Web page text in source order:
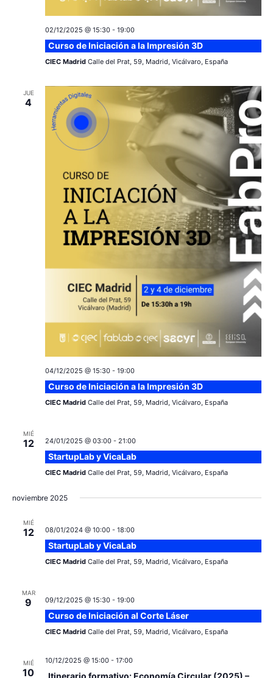
02/12/2025 @ 15:30- 19:00
Curso de Iniciación a la Impresión 3D
CIEC Madrid Calle del Prat, 59, Madrid, Vicálvaro, España
JUE
4
04/12/2025 @ 15:30- 19:00
Curso de Iniciación a la Impresión 3D
CIEC Madrid Calle del Prat, 59, Madrid, Vicálvaro, España
MIÉ
12 24/01/2025 @ 03:00- 21:00
StartupLab y VicaLab
CIEC Madrid Calle del Prat, 59, Madrid, Vicálvaro, España
noviembre 2025
MIÉ
12 08/01/2024 @ 10:00- 18:00
StartupLab y VicaLab
CIEC Madrid Calle del Prat, 59, Madrid, Vicálvaro, España
MAR
9 09/12/2025 @ 15:30- 19:00
Curso de Iniciación al Corte Láser
CIEC Madrid Calle del Prat, 59, Madrid, Vicálvaro, España
MIÉ
10
10/12/2025 @ 15:00- 17:00
Itinerario formativo: Economía Circular (2025) –